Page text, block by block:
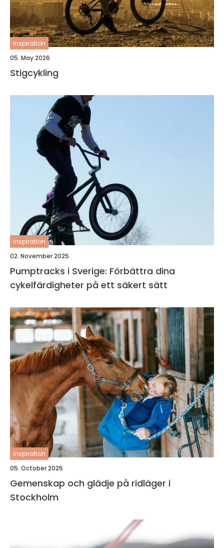
inspiration
05. May 2026
Stigcykling
inspiration
02. November 2025
Pumptracks i Sverige: Förbättra dina
cykelfärdigheter på ett säkert sätt
inspiration
05. October 2025
Gemenskap och glädje på ridläger i
Stockholm